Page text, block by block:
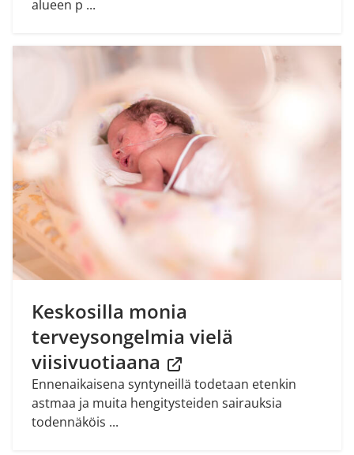
alueen p ...
Keskosilla monia
terveysongelmia vielä
viisivuotiaana
Ennenaikaisena syntyneillä todetaan etenkin
astmaa ja muita hengitysteiden sairauksia
todennäköis ...